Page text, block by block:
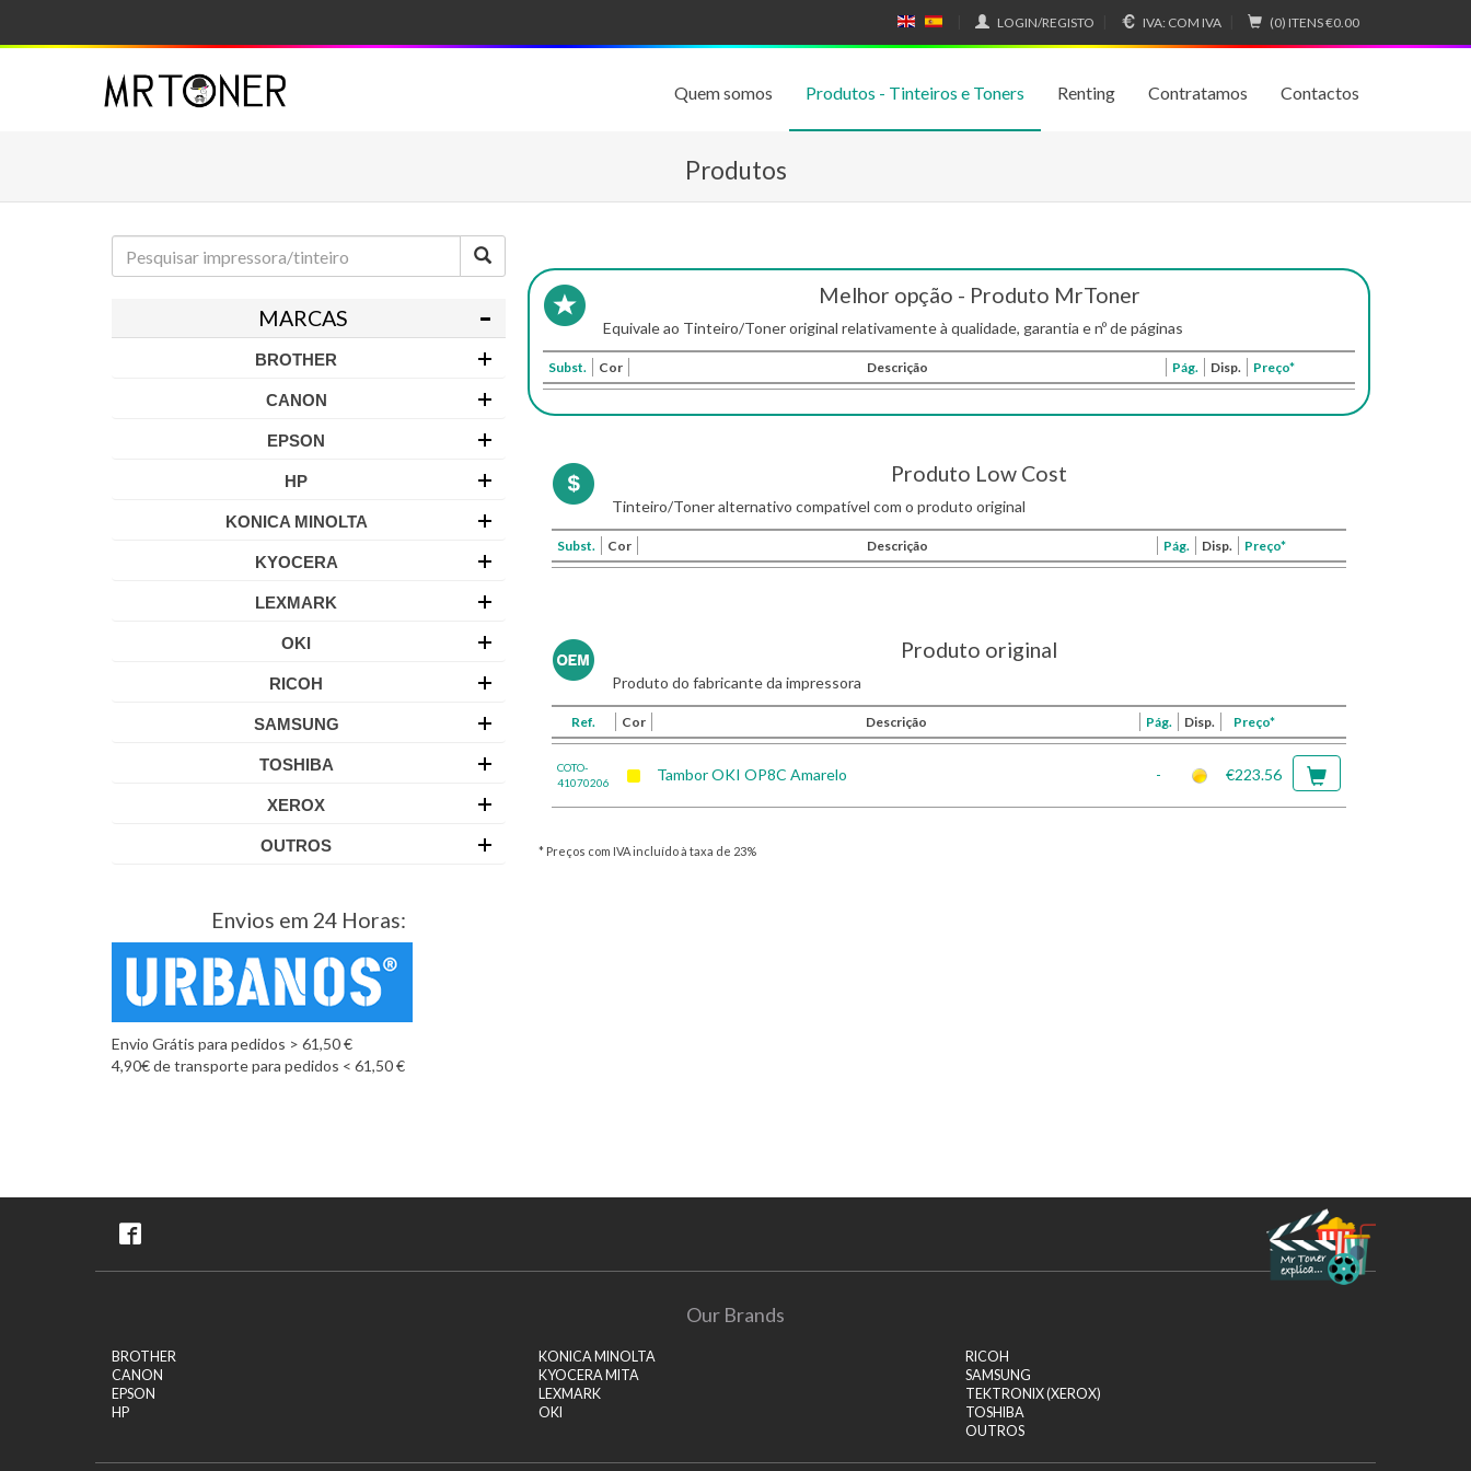
N
H
SP
OL
LOGIN/REGISTO IVA: COM IVA (0) ITENS€0.00
Quem somos Produtos - Tinteiros e Toners Renting Contratamos Contactos
Produtos
MARCAS
BROTHER
CANON
EPSON
HP
KONICA MINOLTA
KYOCERA
LEXMARK
OKI
RICOH
SAMSUNG
TOSHIBA
XEROX
OUTROS
Envios em 24 Horas:
Envio Grátis para pedidos > 61,50 €
4,90€ de transporte para pedidos < 61,50 €
Melhor opção - Produto MrToner
Equivale ao Tinteiro/Toner original relativamente à qualidade, garantia e nº de páginas
Subst. Cor Descrição Pág. Disp. Preço*
Produto Low Cost
Tinteiro/Toner alternativo compatível com o produto original
Subst. Cor Descrição Pág. Disp. Preço*
Produto original
Produto do fabricante da impressora
Ref. Cor Descrição Pág. Disp. Preço*
COTO-
41070206
Tambor OKI OP8C Amarelo - €223.56
* Preços com IVA incluído à taxa de 23%
Our Brands
BROTHER
CANON
EPSON
HP
KONICA MINOLTA
KYOCERA MITA
LEXMARK
OKI
RICOH
SAMSUNG
TEKTRONIX (XEROX)
TOSHIBA
OUTROS